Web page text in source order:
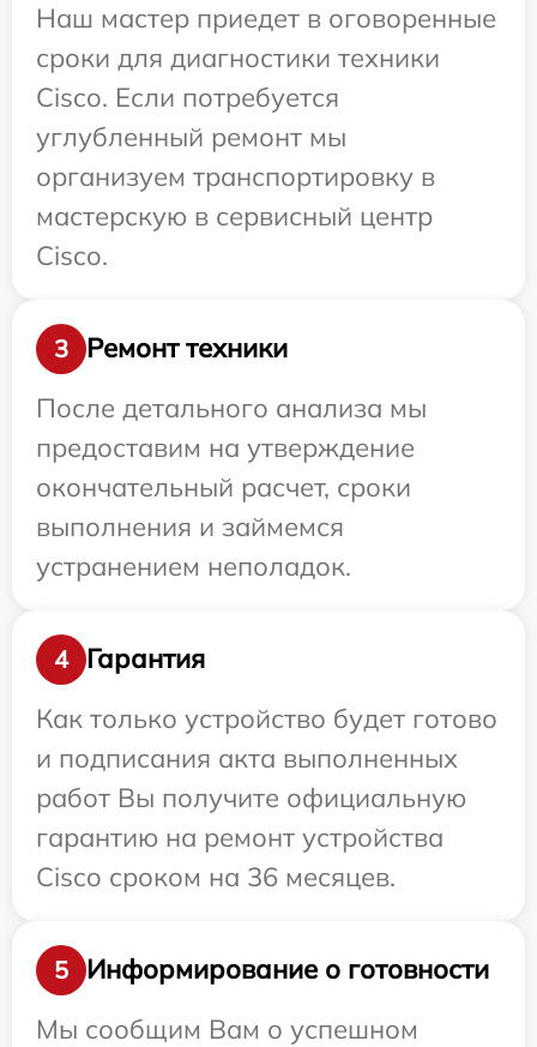
Наш мастер приедет в оговоренные
сроки для диагностики техники
Cisco. Если потребуется
углубленный ремонт мы
организуем транспортировку в
мастерскую в сервисный центр
Cisco.
3
Ремонт техники
После детального анализа мы
предоставим на утверждение
окончательный расчет, сроки
выполнения и займемся
устранением неполадок.
4
Гарантия
Как только устройство будет готово
и подписания акта выполненных
работ Вы получите официальную
гарантию на ремонт устройства
Cisco сроком на 36 месяцев.
5
Информирование о готовности
Мы сообщим Вам о успешном